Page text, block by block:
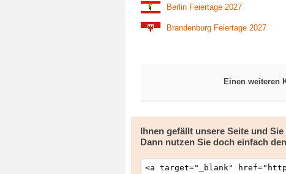
Berlin Feiertage 2027
Brandenburg Feiertage 2027
Einen weiteren
Ihnen gefällt unsere Seite und
Dann nutzen Sie doch einfach